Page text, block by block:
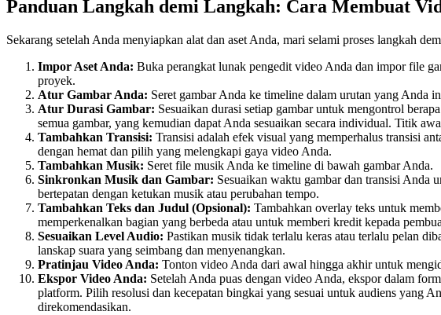
Panduan Langkah demi Langkah: Cara Membuat
Sekarang setelah Anda menyiapkan alat dan aset Anda, mari selami proses langkah
Impor Aset Anda: Buka perangkat lunak pengedit video Anda dan impor file
proyek.
Atur Gambar Anda: Seret gambar Anda ke timeline dalam urutan yang Anda
Atur Durasi Gambar: Sesuaikan durasi setiap gambar untuk mengontrol
semua gambar, yang kemudian dapat Anda sesuaikan secara individual. Titik
Tambahkan Transisi: Transisi adalah efek visual yang memperhalus transisi
dengan hemat dan pilih yang melengkapi gaya video Anda.
Tambahkan Musik: Seret file musik Anda ke timeline di bawah gambar Anda.
Sinkronkan Musik dan Gambar: Sesuaikan waktu gambar dan transisi Anda
bertepatan dengan ketukan musik atau perubahan tempo.
Tambahkan Teks dan Judul (Opsional): Tambahkan overlay teks untuk
memperkenalkan bagian yang berbeda atau untuk memberi kredit kepada
Sesuaikan Level Audio: Pastikan musik tidak terlalu keras atau terlalu pelan
lanskap suara yang seimbang dan menyenangkan.
Pratinjau Video Anda: Tonton video Anda dari awal hingga akhir untuk
Ekspor Video Anda: Setelah Anda puas dengan video Anda, ekspor dalam
platform. Pilih resolusi dan kecepatan bingkai yang sesuai untuk audiens yang
direkomendasikan.